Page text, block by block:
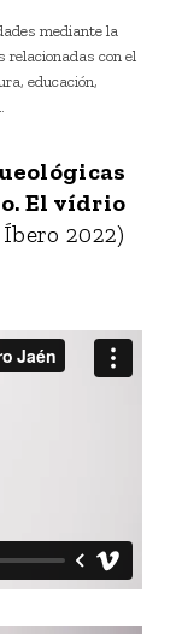
mediante la
con el
educación,
El vídrio
2022)